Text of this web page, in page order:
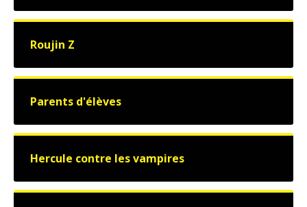
Roujin Z
Parents d'élèves
Hercule contre les vampires